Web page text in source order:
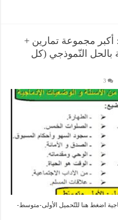
التربية الاسلامية 1AM : أكبر مجموعة تمارين +
بالحل النّموذجي (كل
3
اضغط هنا للتّحميل الأولى-متوسط-